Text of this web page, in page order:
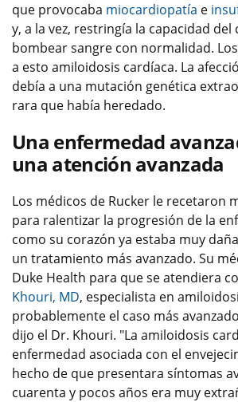
que provocaba miocardiopatía e
y, a la vez, restringía la capacidad del
bombear sangre con normalidad.
a esto amiloidosis cardíaca. La
debía a una mutación genética
rara que había heredado.
Una enfermedad
una atención avanzada
Los médicos de Rucker le recetaron
para ralentizar la progresión de la
como su corazón ya estaba muy
un tratamiento más avanzado. Su
Duke Health para que se atendiera
Khouri, MD, especialista en
probablemente el caso más
dijo el Dr. Khouri. "La amiloidosis
enfermedad asociada con el
hecho de que presentara síntomas
cuarenta y pocos años era muy